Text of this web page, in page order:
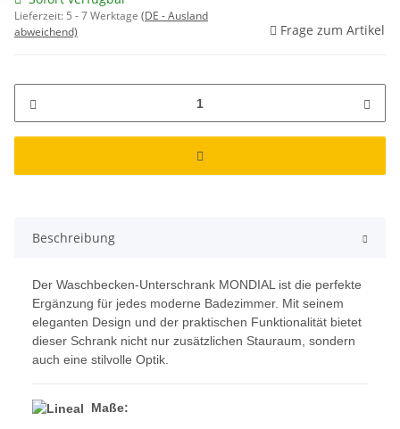
Lieferzeit: 5 - 7 Werktage (DE - Ausland
abweichend)
Frage zum Artikel
Beschreibung
Der Waschbecken-Unterschrank MONDIAL ist die perfekte
Ergänzung für jedes moderne Badezimmer. Mit seinem
eleganten Design und der praktischen Funktionalität bietet
dieser Schrank nicht nur zusätzlichen Stauraum, sondern
auch eine stilvolle Optik.
Maße: